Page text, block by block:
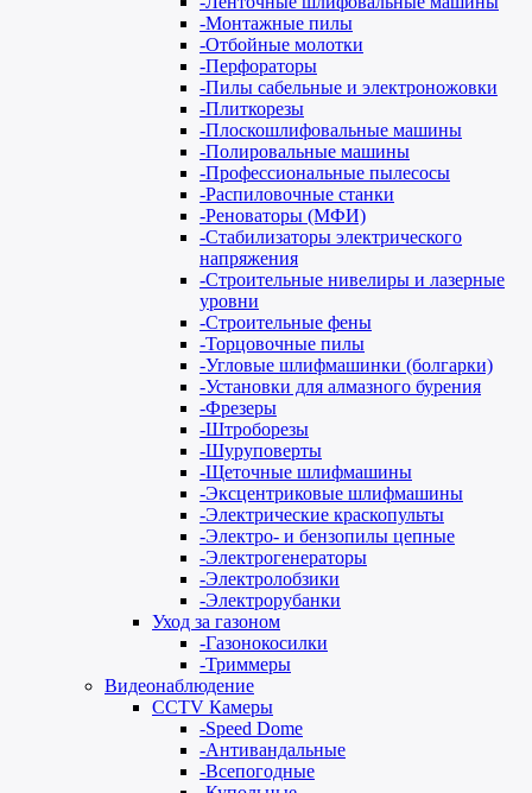
-Монтажные пилы
-Отбойные молотки
-Перфораторы
-Пилы сабельные и электроножовки
-Плиткорезы
-Плоскошлифовальные машины
-Полировальные машины
-Профессиональные пылесосы
-Распиловочные станки
-Реноваторы (МФИ)
-Стабилизаторы электрического
напряжения
-Строительные нивелиры и лазерные
уровни
-Строительные фены
-Торцовочные пилы
-Угловые шлифмашинки (болгарки)
-Установки для алмазного бурения
-Фрезеры
-Штроборезы
-Шуруповерты
-Щеточные шлифмашины
-Эксцентриковые шлифмашины
-Электрические краскопульты
-Электро- и бензопилы цепные
-Электрогенераторы
-Электролобзики
-Электрорубанки
Уход за газоном
-Газонокосилки
-Триммеры
Видеонаблюдение
CCTV Камеры
-Speed Dome
-Антивандальные
-Всепогодные